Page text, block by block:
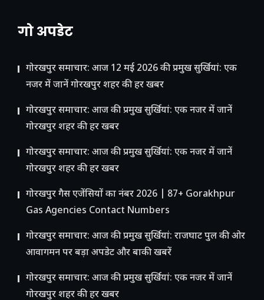
गो अपडेट
गोरखपुर समाचार: आज 12 मई 2026 की प्रमुख सुर्खियां: एक
नजर में जानें गोरखपुर शहर की हर खबर
गोरखपुर समाचार: आज की प्रमुख सुर्खियां: एक नजर में जानें
गोरखपुर शहर की हर खबर
गोरखपुर समाचार: आज की प्रमुख सुर्खियां: एक नजर में जानें
गोरखपुर शहर की हर खबर
गोरखपुर गैस एजेंसियों का नंबर 2026 | 87+ Gorakhpur
Gas Agencies Contact Numbers
गोरखपुर समाचार: आज की प्रमुख सुर्खियां: राजघाट पुल की ओर
आवागमन पर बड़ा अपडेट और बाकी खबरें
गोरखपुर समाचार: आज की प्रमुख सुर्खियां: एक नजर में जानें
गोरखपुर शहर की हर खबर